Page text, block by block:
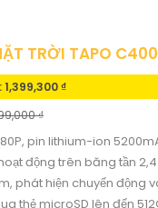
TRỜI TAPO
₫
₫
pin lithium-ion
động trên băng tần 2,4
phát hiện chuyển động
thẻ microSD lên đến